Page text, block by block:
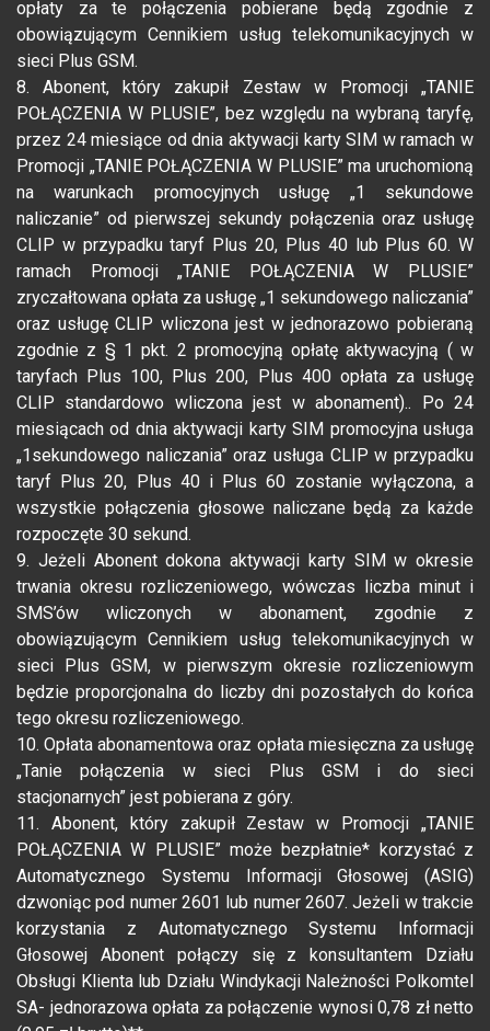
opłaty za te połączenia pobierane będą zgodnie z
obowiązującym Cennikiem usług telekomunikacyjnych w
sieci Plus GSM.
8. Abonent, który zakupił Zestaw w Promocji „TANIE
POŁĄCZENIA W PLUSIE”, bez względu na wybraną taryfę,
przez 24 miesiące od dnia aktywacji karty SIM w ramach w
Promocji „TANIE POŁĄCZENIA W PLUSIE” ma uruchomioną
na warunkach promocyjnych usługę „1 sekundowe
naliczanie” od pierwszej sekundy połączenia oraz usługę
CLIP w przypadku taryf Plus 20, Plus 40 lub Plus 60. W
ramach Promocji „TANIE POŁĄCZENIA W PLUSIE”
zryczałtowana opłata za usługę „1 sekundowego naliczania”
oraz usługę CLIP wliczona jest w jednorazowo pobieraną
zgodnie z § 1 pkt. 2 promocyjną opłatę aktywacyjną ( w
taryfach Plus 100, Plus 200, Plus 400 opłata za usługę
CLIP standardowo wliczona jest w abonament).. Po 24
miesiącach od dnia aktywacji karty SIM promocyjna usługa
„1sekundowego naliczania” oraz usługa CLIP w przypadku
taryf Plus 20, Plus 40 i Plus 60 zostanie wyłączona, a
wszystkie połączenia głosowe naliczane będą za każde
rozpoczęte 30 sekund.
9. Jeżeli Abonent dokona aktywacji karty SIM w okresie
trwania okresu rozliczeniowego, wówczas liczba minut i
SMS’ów wliczonych w abonament, zgodnie z
obowiązującym Cennikiem usług telekomunikacyjnych w
sieci Plus GSM, w pierwszym okresie rozliczeniowym
będzie proporcjonalna do liczby dni pozostałych do końca
tego okresu rozliczeniowego.
10. Opłata abonamentowa oraz opłata miesięczna za usługę
„Tanie połączenia w sieci Plus GSM i do sieci
stacjonarnych” jest pobierana z góry.
11. Abonent, który zakupił Zestaw w Promocji „TANIE
POŁĄCZENIA W PLUSIE” może bezpłatnie* korzystać z
Automatycznego Systemu Informacji Głosowej (ASIG)
dzwoniąc pod numer 2601 lub numer 2607. Jeżeli w trakcie
korzystania z Automatycznego Systemu Informacji
Głosowej Abonent połączy się z konsultantem Działu
Obsługi Klienta lub Działu Windykacji Należności Polkomtel
SA- jednorazowa opłata za połączenie wynosi 0,78 zł netto